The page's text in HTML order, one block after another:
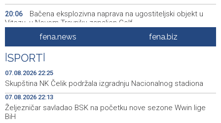
20:06
Bačena eksplozivna naprava na ugostiteljski objekt u
Vitezu, u Novom Travniku zapaljen Golf
Galerija ULUPUBiH otvara novu izlagačku sezonu,
predstavlja novi izlagački program
19:44 Faris Dževahirić novi nogometaš Veleža
19:21 Announcement of events for Saturday, 8 August 2026
19:10
Rudari Milanovića ubijedili da ode kući, Memčić se već
ponovo vratio u jamu 'Raspotočje'
fena.news fena.biz
SPORT
07.08.2026 22:25
Skupština NK Čelik podržala izgradnju Nacionalnog stadiona
07.08.2026 22:13
Željezničar savladao BSK na početku nove sezone Wwin lige
BiH